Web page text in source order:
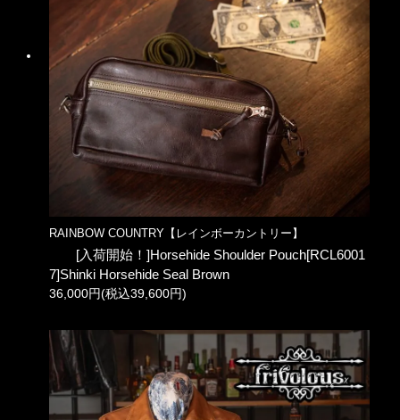
RAINBOW COUNTRY【レインボーカントリー】
[入荷開始！]Horsehide Shoulder Pouch[RCL6001
7]Shinki Horsehide Seal Brown
36,000円(税込39,600円)